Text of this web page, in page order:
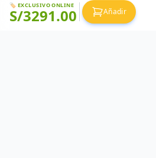
🏷️ EXCLUSIVO ONLINE
S/3291.00 Añadir